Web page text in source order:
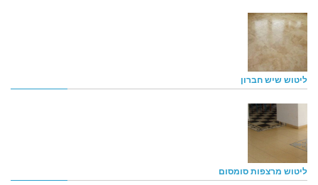
ליטוש שיש חברון
ליטוש מרצפות סומסום